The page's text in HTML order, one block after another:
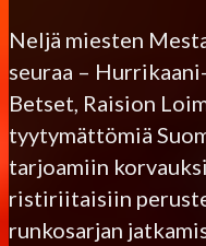
Neljä miesten
seuraa –
Betset, Raision
tyytymättömiä
tarjoamiin
ristiriitaisiin
runkosarjan